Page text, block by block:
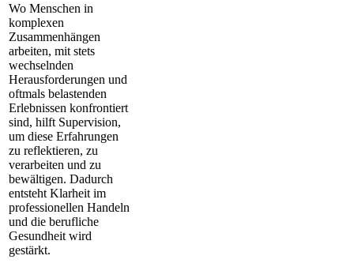
Wo Menschen in
komplexen
Zusammenhängen
arbeiten, mit stets
wechselnden
Herausforderungen und
oftmals belastenden
Erlebnissen konfrontiert
sind, hilft Supervision,
um diese Erfahrungen
zu reflektieren, zu
verarbeiten und zu
bewältigen. Dadurch
entsteht Klarheit im
professionellen Handeln
und die berufliche
Gesundheit wird
gestärkt.